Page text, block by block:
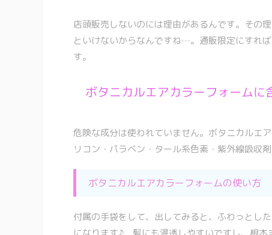
店頭販売しないのには理由があるんです。その
といけないからなんですね…。通販限定にすれ
す。
ボタニカルエアカラーフォームに
危険な成分は使われていません。ボタニカルエ
リコン・パラベン・タール系色素・紫外線吸収
ボタニカルエアカラーフォームの使い方
付属の手袋をして、出してみると、ふわっとし